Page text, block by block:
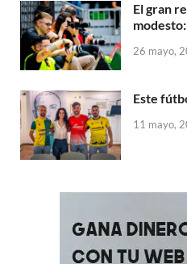
El gran
26 mayo,
Este
11 mayo,